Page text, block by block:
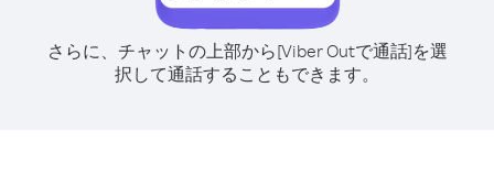
さらに、チャットの上部から[Viber Outで通話]を選
択して通話することもできます。